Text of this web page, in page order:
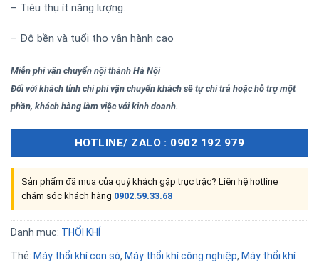
– Tiêu thụ ít năng lượng.
– Độ bền và tuổi thọ vận hành cao
Miễn phí vận chuyển nội thành Hà Nội
Đối với khách tỉnh chi phí vận chuyển khách sẽ tự chi trả hoặc hỗ trợ một
phần, khách hàng làm việc với kinh doanh.
HOTLINE/ ZALO : 0902 192 979
Sản phẩm đã mua của quý khách gặp trục trặc? Liên hệ hotline
chăm sóc khách hàng 0902.59.33.68
Danh mục: THỔI KHÍ
Thẻ: Máy thổi khí con sò, Máy thổi khí công nghiệp, Máy thổi khí